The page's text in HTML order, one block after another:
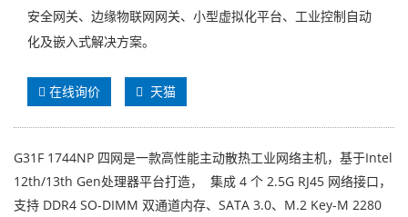
安全网关、边缘物联网网关、小型虚拟化平台、工业控制自动
化及嵌入式解决方案。
在线询价 天猫
G31F 1744NP 四网是一款高性能主动散热工业网络主机，基于Intel
12th/13th Gen处理器平台打造， 集成 4 个 2.5G RJ45 网络接口，
支持 DDR4 SO-DIMM 双通道内存、SATA 3.0、M.2 Key-M 2280